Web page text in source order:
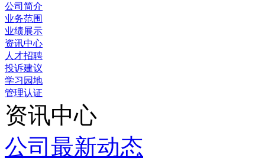
公司简介
业务范围
业绩展示
资讯中心
人才招聘
投诉建议
学习园地
管理认证
资讯中心
公司最新动态